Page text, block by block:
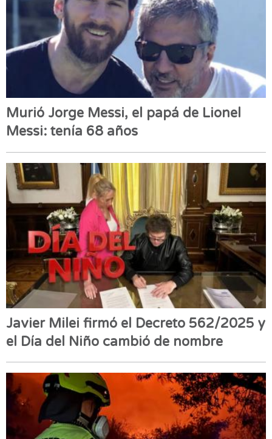
Murió Jorge Messi, el papá de Lionel
Messi: tenía 68 años
Javier Milei firmó el Decreto 562/2025 y
el Día del Niño cambió de nombre